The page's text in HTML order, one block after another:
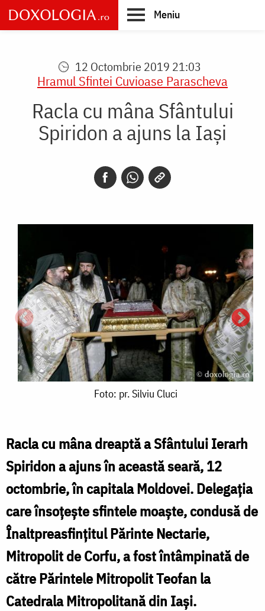
Skip
to
main
Meniu
12 Octombrie 2019 21:03
Hramul Sfintei Cuvioase Parascheva
Racla cu mâna Sfântului
Spiridon a ajuns la Iași
Cluci
Foto: pr. Silviu Cluci
Racla cu mâna dreaptă a Sfântului Ierarh
Spiridon a ajuns în această seară, 12
octombrie, în capitala Moldovei. Delegația
care însoțește sfintele moaște, condusă de
Înaltpreasfințitul Părinte Nectarie,
Mitropolit de Corfu, a fost întâmpinată de
către Părintele Mitropolit Teofan la
Catedrala Mitropolitană din Iași.